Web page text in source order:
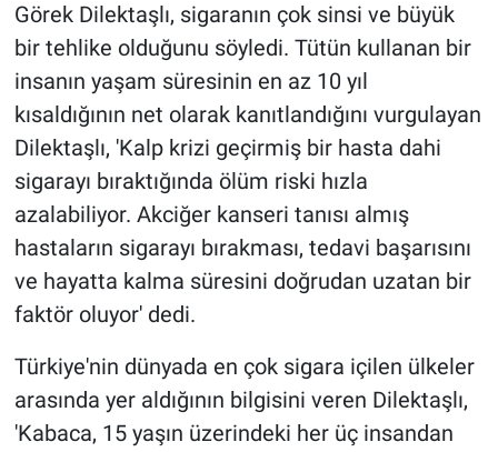
Görek Dilektaşlı, sigaranın çok sinsi ve büyük
bir tehlike olduğunu söyledi. Tütün kullanan bir
insanın yaşam süresinin en az 10 yıl
kısaldığının net olarak kanıtlandığını vurgulayan
Dilektaşlı, 'Kalp krizi geçirmiş bir hasta dahi
sigarayı bıraktığında ölüm riski hızla
azalabiliyor. Akciğer kanseri tanısı almış
hastaların sigarayı bırakması, tedavi başarısını
ve hayatta kalma süresini doğrudan uzatan bir
faktör oluyor' dedi.
Türkiye'nin dünyada en çok sigara içilen ülkeler
arasında yer aldığının bilgisini veren Dilektaşlı,
'Kabaca, 15 yaşın üzerindeki her üç insandan